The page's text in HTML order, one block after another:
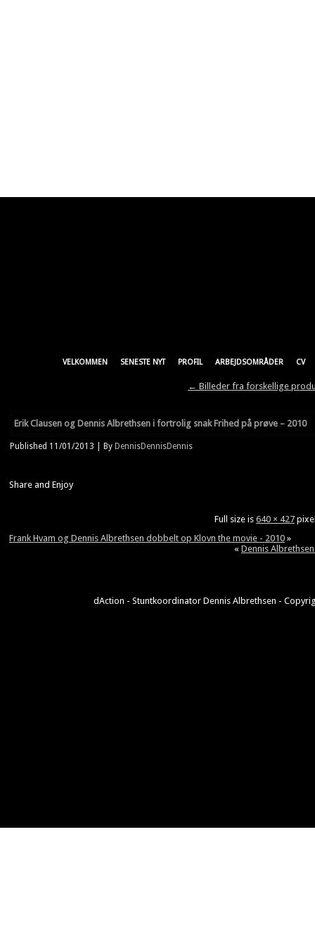
VELKOMMEN SENESTE NYT PROFIL ARBEJDSOMRÅDER CV
← Billeder fra forskellige
Erik Clausen og Dennis Albrethsen i fortrolig snak Frihed på prøve – 2010
Published 11/01/2013 By DennisDennisDennis
Share and Enjoy
Full size is 640 × 427
Frank Hvam og Dennis Albrethsen dobbelt op Klovn the movie - 2010 »
« Dennis
dAction - Stuntkoordinator Dennis Albrethsen -